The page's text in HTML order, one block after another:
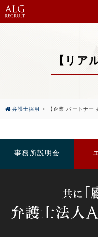
【リア
弁護士採用 > 【企業 パートナ